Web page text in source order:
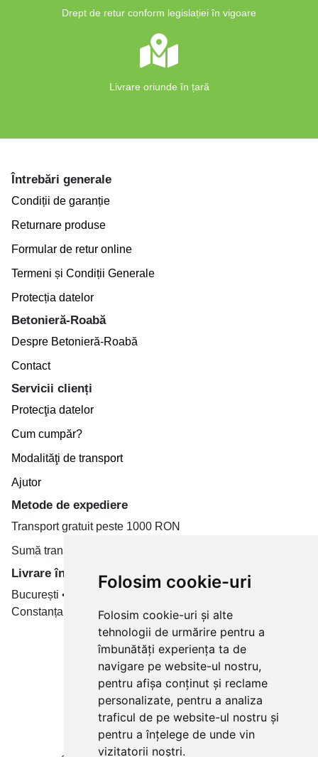
Folosim cookie-uri
Folosim cookie-uri și alte
tehnologii de urmărire pentru a
îmbunătăți experiența ta de
navigare pe website-ul nostru,
pentru afișa conținut și reclame
personalizate, pentru a analiza
traficul de pe website-ul nostru și
pentru a înțelege de unde vin
vizitatorii noștri.
Drept de retur conform legislației în vigoare
Livrare oriunde în țară
Întrebări generale
Condiții de garanție
Returnare produse
Formular de retur online
Termeni și Condiții Generale
Protecția datelor
Betonieră-Roabă
Despre Betonieră-Roabă
Contact
Servicii clienți
Protecţia datelor
Cum cumpăr?
Modalităţi de transport
Ajutor
Metode de expediere
Transport gratuit peste 1000 RON
Sumă transport de la 19.99 RON
Livrare în toate țară
București • Cluj-Napoca • Brașov • Timișoara • Iași •
Constanța • Craiova
Plăți cu card bancar prin